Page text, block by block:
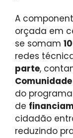
A
orçada em
se somam
redes
parte,
do
de
cidadão
reduzindo